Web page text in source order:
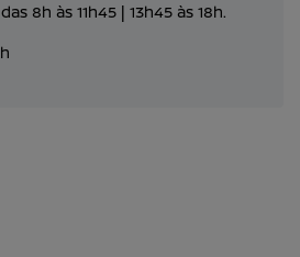
8h às 11h45 | 13h45 às 18h.